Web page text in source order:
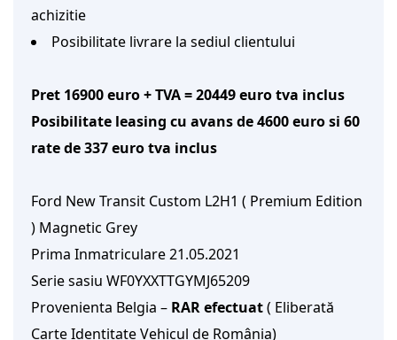
achizitie
Posibilitate livrare la sediul clientului
Pret 16900 euro + TVA = 20449 euro tva inclus
Posibilitate leasing cu avans de 4600 euro si 60
rate de 337 euro tva inclus
Ford New Transit Custom L2H1 ( Premium Edition
) Magnetic Grey
Prima Inmatriculare 21.05.2021
Serie sasiu WF0YXXTTGYMJ65209
Provenienta Belgia – RAR efectuat ( Eliberată
Carte Identitate Vehicul de România)